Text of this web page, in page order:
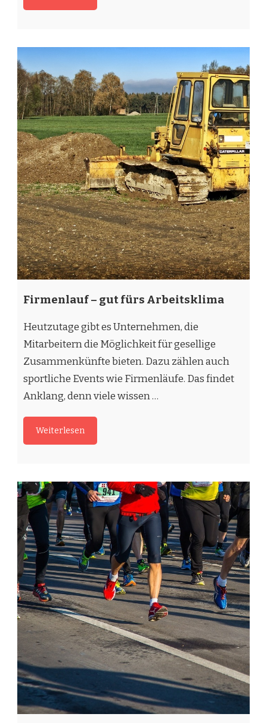
Firmenlauf – gut fürs Arbeitsklima
Heutzutage gibt es Unternehmen, die
Mitarbeitern die Möglichkeit für gesellige
Zusammenkünfte bieten. Dazu zählen auch
sportliche Events wie Firmenläufe. Das findet
Anklang, denn viele wissen …
Wie bereitet man sich auf einen